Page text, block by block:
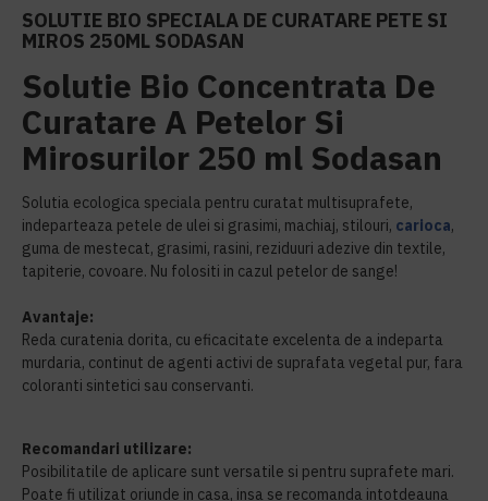
SOLUTIE BIO SPECIALA DE CURATARE PETE SI
MIROS 250ML SODASAN
Solutie Bio Concentrata De
Curatare A Petelor Si
Mirosurilor 250 ml Sodasan
Solutia ecologica speciala pentru curatat multisuprafete,
indeparteaza petele de ulei si grasimi, machiaj, stilouri, carioca,
guma de mestecat, grasimi, rasini, reziduuri adezive din textile,
tapiterie, covoare. Nu folositi in cazul petelor de sange!
Avantaje:
Reda curatenia dorita, cu eficacitate excelenta de a indeparta
murdaria, continut de agenti activi de suprafata vegetal pur, fara
coloranti sintetici sau conservanti.
Recomandari utilizare:
Posibilitatile de aplicare sunt versatile si pentru suprafete mari.
Poate fi utilizat oriunde in casa, insa se recomanda intotdeauna